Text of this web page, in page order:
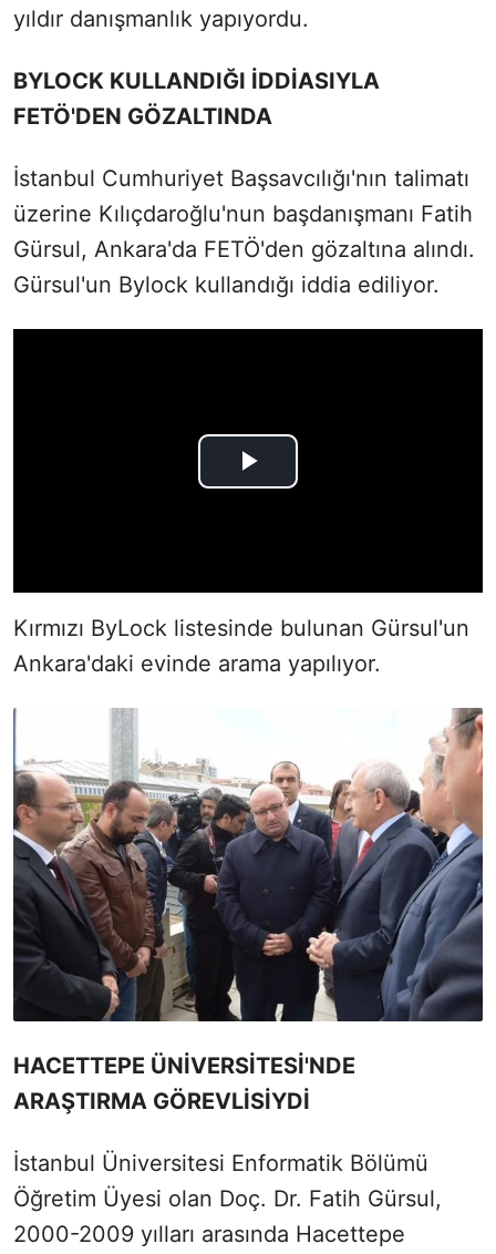
yıldır danışmanlık yapıyordu.
BYLOCK KULLANDIĞI İDDİASIYLA
FETÖ'DEN GÖZALTINDA
İstanbul Cumhuriyet Başsavcılığı'nın talimatı
üzerine Kılıçdaroğlu'nun başdanışmanı Fatih
Gürsul, Ankara'da FETÖ'den gözaltına alındı.
Gürsul'un Bylock kullandığı iddia ediliyor.
Kırmızı ByLock listesinde bulunan Gürsul'un
Ankara'daki evinde arama yapılıyor.
HACETTEPE ÜNİVERSİTESİ'NDE
ARAŞTIRMA GÖREVLİSİYDİ
İstanbul Üniversitesi Enformatik Bölümü
Öğretim Üyesi olan Doç. Dr. Fatih Gürsul,
2000-2009 yılları arasında Hacettepe